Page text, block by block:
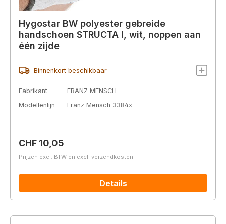
Hygostar BW polyester gebreide
handschoen STRUCTA I, wit, noppen aan
één zijde
Binnenkort beschikbaar
Fabrikant
FRANZ MENSCH
Modellenlijn
Franz Mensch 3384x
Normale prijs:
CHF 10,05
Prijzen excl. BTW en excl. verzendkosten
Details